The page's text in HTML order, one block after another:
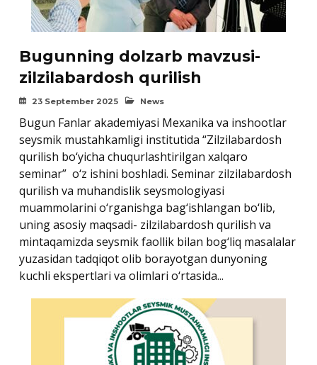
Bugunning dolzarb mavzusi-
zilzilabardosh qurilish
23 September 2025 News
Bugun Fanlar akademiyasi Mexanika va inshootlar
seysmik mustahkamligi institutida “Zilzilabardosh
qurilish bo‘yicha chuqurlashtirilgan xalqaro
seminar” o‘z ishini boshladi. Seminar zilzilabardosh
qurilish va muhandislik seysmologiyasi
muammolarini o‘rganishga bag‘ishlangan bo‘lib,
uning asosiy maqsadi- zilzilabardosh qurilish va
mintaqamizda seysmik faollik bilan bog‘liq masalalar
yuzasidan tadqiqot olib borayotgan dunyoning
kuchli ekspertlari va olimlari o‘rtasida...